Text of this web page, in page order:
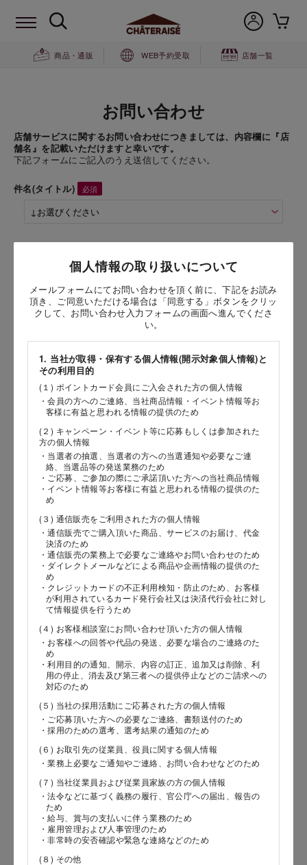
商品・通販 WEB予約受取 店舗一覧
お問い合わせ
店舗サービスに関するお問い合わせにつきましては、内容欄に『店
舗名』を記載いただけますと幸いです。
下記フォームにご記入のうえ送信してください。
個人情報の取り扱いについて
メールフォームにてお問い合わせを頂く前に、下記をお読み
頂き、ご同意いただける場合は「同意する」ボタンをクリッ
クして、お問い合わせ入力フォームの画面へ進んでくださ
い。
1. 当社が取得・保有する個人情報(開示対象個人情報)と
その利用目的
(１) ポイントカード会員にご入会された方の個人情報
・会員の方へのご連絡、当社商品情報・イベント情報等お
客様に有益と思われる情報の提供のため
(２) キャンペーン・イベント等に応募もしくは参加された
方の個人情報
・当選者の抽選、当選者の方への当選通知や必要なご連
絡、当選品等の発送業務のため
・ご応募、ご参加の際にご承諾頂いた方への当社商品情報
・イベント情報等お客様に有益と思われる情報の提供のた
め
(３) 通信販売をご利用された方の個人情報
・通信販売でご購入頂いた商品、サービスのお届け、代金
決済のため
・通信販売の業務上で必要なご連絡やお問い合わせのため
・ダイレクトメールなどによる商品や企画情報の提供のた
め
・クレジットカードの不正利用検知・防止のため、お客様
が利用されているカード発行会社又は決済代行会社に対し
て情報提供を行うため
(４) お客様相談室にお問い合わせ頂いた方の個人情報
・お客様への回答や代品の発送、必要な場合のご連絡のた
め
・利用目的の通知、開示、内容の訂正、追加又は削除、利
用の停止、消去及び第三者への提供停止などのご請求への
対応のため
(５) 当社の採用活動にご応募された方の個人情報
・ご応募頂いた方への必要なご連絡、書類送付のため
・採用のための選考、選考結果の通知のため
(６) お取引先の従業員、役員に関する個人情報
・業務上必要なご通知やご連絡、お問い合わせなどのため
(７) 当社従業員および従業員家族の方の個人情報
・法令などに基づく義務の履行、官公庁への届出、報告の
ため
・給与、賞与の支払いに伴う業務のため
・雇用管理および人事管理のため
・非常時の安否確認や緊急な連絡などのため
(８) その他
件名(タイトル)
米菓詰合せ15袋入
お問い合わせ時氏名
［名］
（全角で入力してください）
お問い合わせ時氏名（カナ）
［セイ］
［メイ］
（全角で入力してください）
電話番号
メールアドレス
郵便番号
都道府県
市区郡